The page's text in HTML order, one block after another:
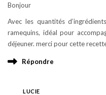
Bonjour
Avec les quantités
ramequins, idéal pour
déjeuner. merci pour cette
Répondre
LUCIE